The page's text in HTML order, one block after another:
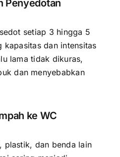
Penyedotan
setiap 3 hingga 5
kapasitas dan intensitas
lama tidak dikuras,
dan menyebabkan
ke WC
plastik, dan benda lain